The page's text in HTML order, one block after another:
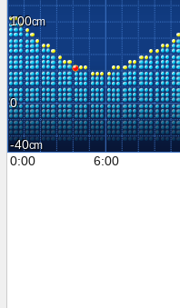
100
0
-40
0:00
6:00